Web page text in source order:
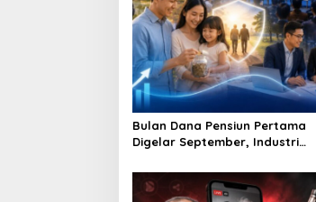
g
a
t
i
o
n
Bulan Dana Pensiun Pertama
Digelar September, Industri
Berkelanjutan